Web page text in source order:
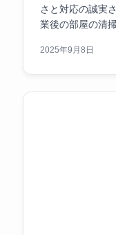
さと対応の誠実
業後の部屋の清
2025年9月8日